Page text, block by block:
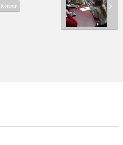
Retour